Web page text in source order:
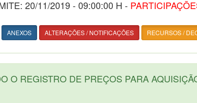
20/11/2019 - 09:00:00 H -
ANEXOS ALTERAÇÕES / NOTIFICAÇÕES RECURSOS /
O REGISTRO DE PREÇOS PARA